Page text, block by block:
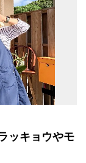
ッキョウやモ